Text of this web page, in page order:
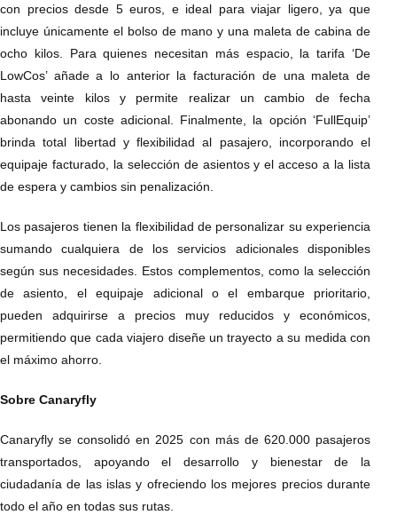
con precios desde 5 euros, e ideal para viajar ligero, ya que
incluye únicamente el bolso de mano y una maleta de cabina de
ocho kilos. Para quienes necesitan más espacio, la tarifa ‘De
LowCos’ añade a lo anterior la facturación de una maleta de
hasta veinte kilos y permite realizar un cambio de fecha
abonando un coste adicional. Finalmente, la opción ‘FullEquip’
brinda total libertad y flexibilidad al pasajero, incorporando el
equipaje facturado, la selección de asientos y el acceso a la lista
de espera y cambios sin penalización.
Los pasajeros tienen la flexibilidad de personalizar su experiencia
sumando cualquiera de los servicios adicionales disponibles
según sus necesidades. Estos complementos, como la selección
de asiento, el equipaje adicional o el embarque prioritario,
pueden adquirirse a precios muy reducidos y económicos,
permitiendo que cada viajero diseñe un trayecto a su medida con
el máximo ahorro.
Sobre Canaryfly
Canaryfly se consolidó en 2025 con más de 620.000 pasajeros
transportados, apoyando el desarrollo y bienestar de la
ciudadanía de las islas y ofreciendo los mejores precios durante
todo el año en todas sus rutas.